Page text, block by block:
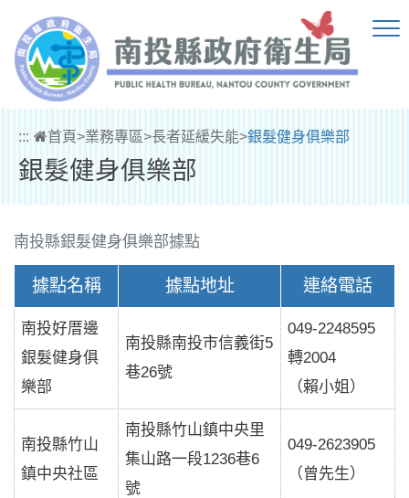
::: 首頁>業務專區>長者延緩失能>銀髮健身俱樂部
銀髮健身俱樂部
南投縣銀髮健身俱樂部據點
據點名稱 據點地址 連絡電話
南投好厝邊
銀髮健身俱
樂部
南投縣南投市信義街5
巷26號
049-2248595
轉2004
（賴小姐）
南投縣竹山
鎮中央社區
南投縣竹山鎮中央里
集山路一段1236巷6
號
049-2623905
（曾先生）